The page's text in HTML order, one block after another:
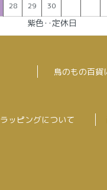
28 29 30
紫色‥定休日
鳥のもの百貨
ラッピングについて